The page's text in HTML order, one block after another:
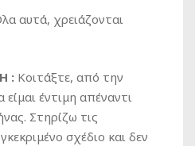
αυτά, χρειάζονται
: Κοιτάξτε, από την
έντιμη απέναντι
Στηρίζω τις
σχέδιο και δεν